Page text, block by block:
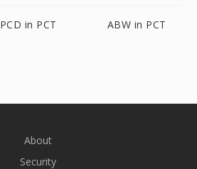
PCD in PCT ABW in PCT
About
Security